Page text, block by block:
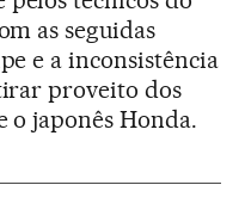
as seguidas
e a inconsistência
proveito dos
o japonês Honda.